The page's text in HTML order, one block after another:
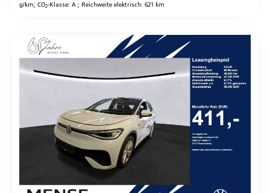
g/km; CO2-Klasse: A ; Reichweite elektrisch: 621 km